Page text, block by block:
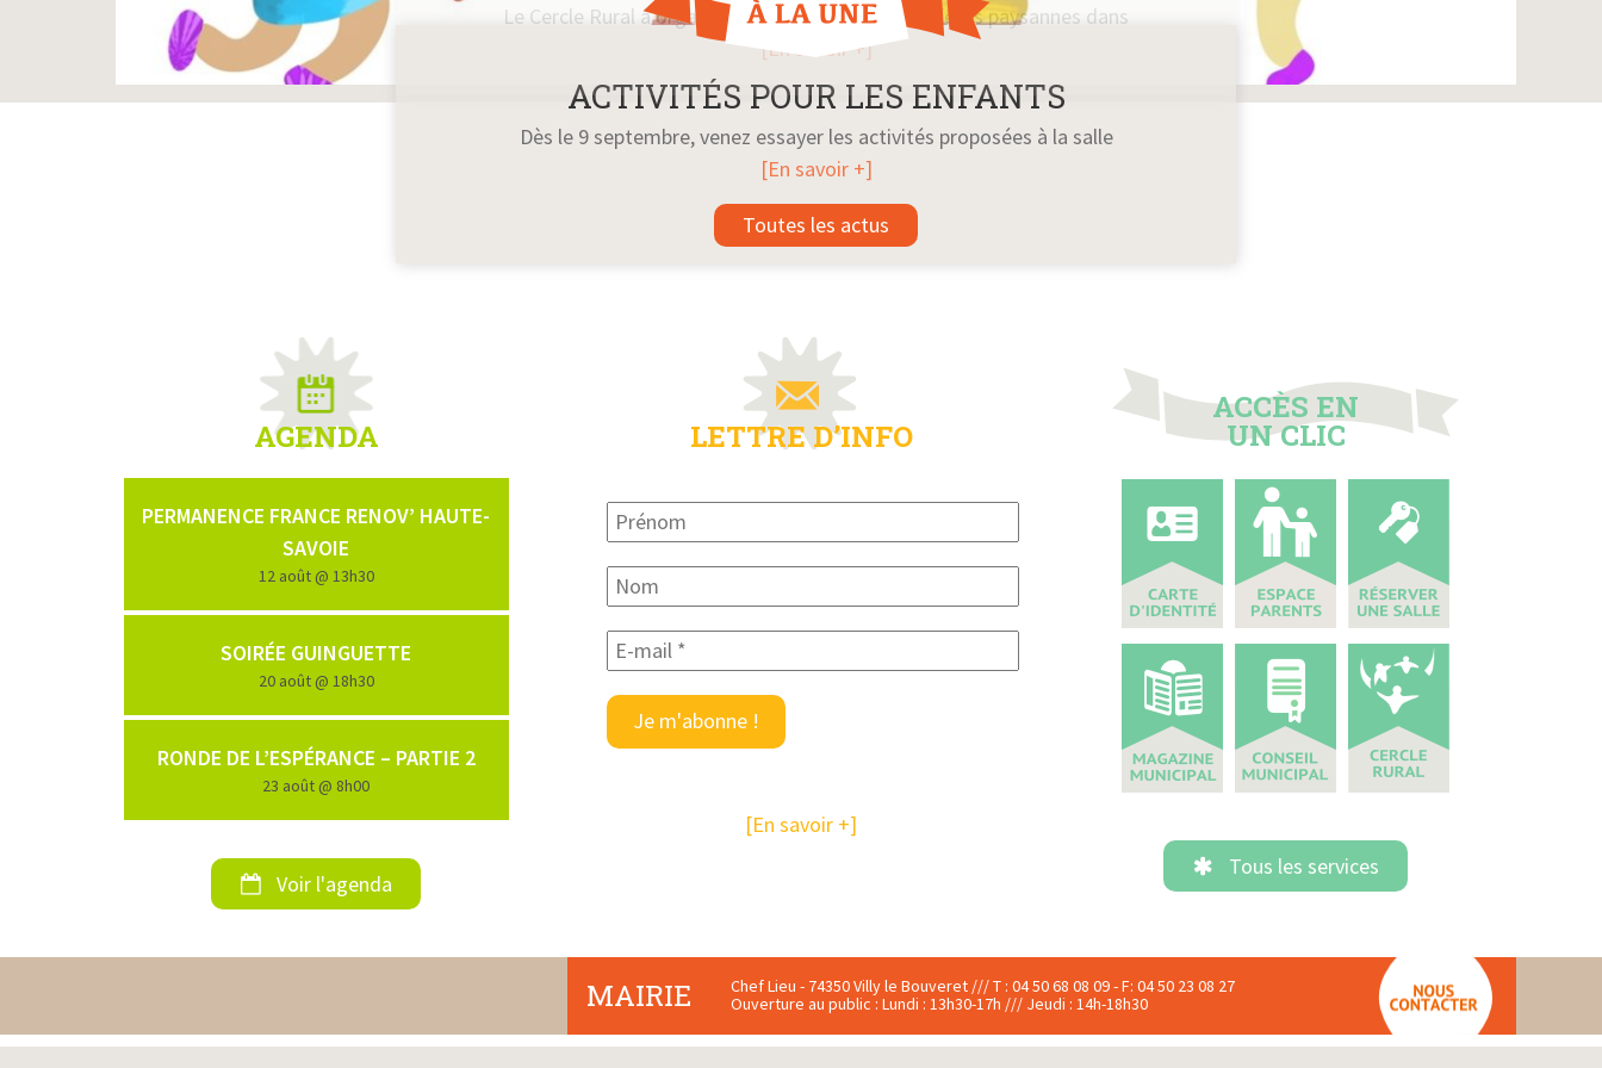
ACTIVITÉS POUR LES ENFANTS
Dès le 9 septembre, venez essayer les activités proposées à la salle
[En savoir +]
Le Cercle Rural a organisé une rétrospective des fêtes paysannes dans
[En savoir +]
Toutes les actus
AGENDA
PERMANENCE FRANCE RENOV’ HAUTE-
SAVOIE
12 août @ 13h30
SOIRÉE GUINGUETTE
20 août @ 18h30
RONDE DE L’ESPÉRANCE – PARTIE 2
23 août @ 8h00
Voir l'agenda
LETTRE D’INFO
[En savoir +]
ACCÈS EN
UN CLIC
Tous les services
MAIRIE
Chef Lieu - 74350 Villy le Bouveret /// T : 04 50 68 08 09 - F: 04 50 23 08 27
Ouverture au public : Lundi : 13h30-17h /// Jeudi : 14h-18h30